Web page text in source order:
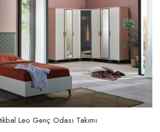
Leo Genç Odası Takımı